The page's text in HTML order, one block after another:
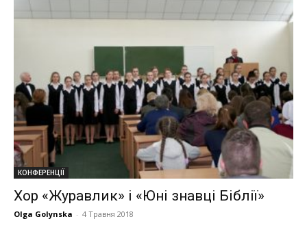
КОНФЕРЕНЦІЇ
Хор «Журавлик» і «Юні знавці Біблії»
Olga Golynska - 4 Травня 2018